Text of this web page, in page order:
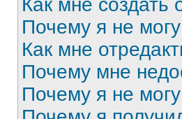
Как мне создать
Почему я не
Как мне
Почему мне
Почему я не